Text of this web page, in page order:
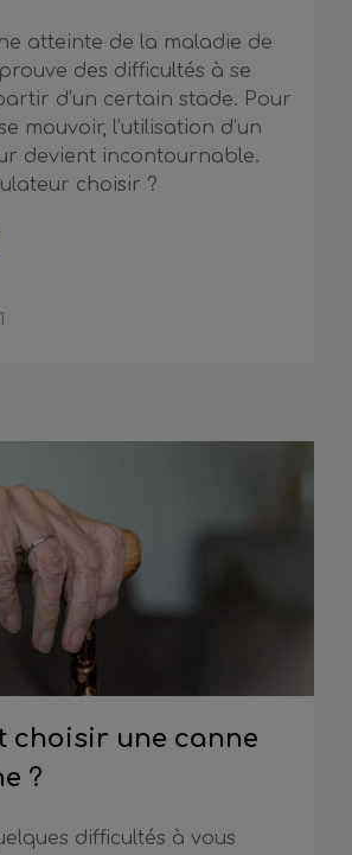
atteinte de la maladie de
des difficultés à se
d’un certain stade. Pour
mouvoir, l’utilisation d’un
devient incontournable.
choisir ?
choisir une canne
?
difficultés à vous